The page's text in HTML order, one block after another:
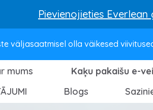
Pievienojieties Everlean
väljasaatmisel olla väikesed
mums Kaķu pakaišu e-
Blogs